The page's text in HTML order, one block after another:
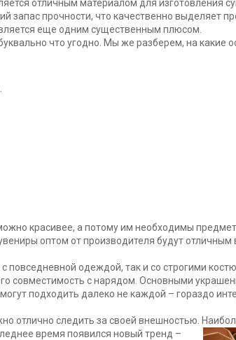
отличным материалом для изготовления
запас прочности, что качественно выделяет
еще одним существенным плюсом.
что угодно. Мы же разберем, на какие
красивее, а потому им необходимы
оптом от производителя будут отличным
повседневной одеждой, так и со строгими
совместимость с нарядом. Основными
подходить далеко не каждой – гораздо
отлично следить за своей внешностью.
время появился новый тренд –